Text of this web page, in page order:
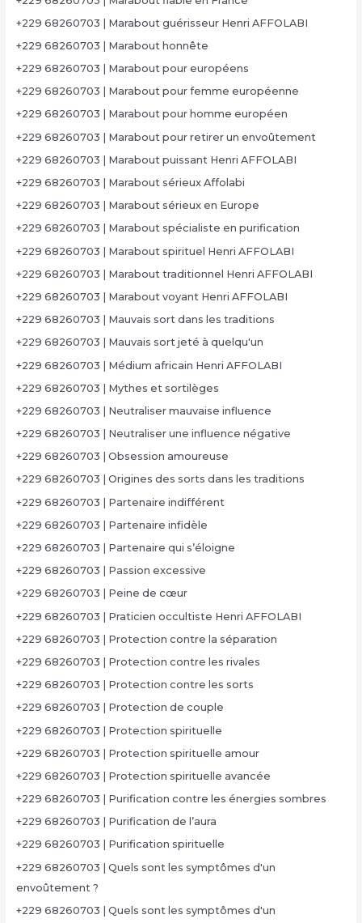
+229 68260703 | Marabout guérisseur Henri AFFOLABI
+229 68260703 | Marabout honnête
+229 68260703 | Marabout pour européens
+229 68260703 | Marabout pour femme européenne
+229 68260703 | Marabout pour homme européen
+229 68260703 | Marabout pour retirer un envoûtement
+229 68260703 | Marabout puissant Henri AFFOLABI
+229 68260703 | Marabout sérieux Affolabi
+229 68260703 | Marabout sérieux en Europe
+229 68260703 | Marabout spécialiste en purification
+229 68260703 | Marabout spirituel Henri AFFOLABI
+229 68260703 | Marabout traditionnel Henri AFFOLABI
+229 68260703 | Marabout voyant Henri AFFOLABI
+229 68260703 | Mauvais sort dans les traditions
+229 68260703 | Mauvais sort jeté à quelqu'un
+229 68260703 | Médium africain Henri AFFOLABI
+229 68260703 | Mythes et sortilèges
+229 68260703 | Neutraliser mauvaise influence
+229 68260703 | Neutraliser une influence négative
+229 68260703 | Obsession amoureuse
+229 68260703 | Origines des sorts dans les traditions
+229 68260703 | Partenaire indifférent
+229 68260703 | Partenaire infidèle
+229 68260703 | Partenaire qui s’éloigne
+229 68260703 | Passion excessive
+229 68260703 | Peine de cœur
+229 68260703 | Praticien occultiste Henri AFFOLABI
+229 68260703 | Protection contre la séparation
+229 68260703 | Protection contre les rivales
+229 68260703 | Protection contre les sorts
+229 68260703 | Protection de couple
+229 68260703 | Protection spirituelle
+229 68260703 | Protection spirituelle amour
+229 68260703 | Protection spirituelle avancée
+229 68260703 | Purification contre les énergies sombres
+229 68260703 | Purification de l’aura
+229 68260703 | Purification spirituelle
+229 68260703 | Quels sont les symptômes d'un
envoûtement ?
+229 68260703 | Quels sont les symptômes d'un